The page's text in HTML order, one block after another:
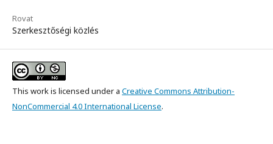
Rovat
Szerkesztőségi közlés
This work is licensed under a Creative Commons Attribution-
NonCommercial 4.0 International License.